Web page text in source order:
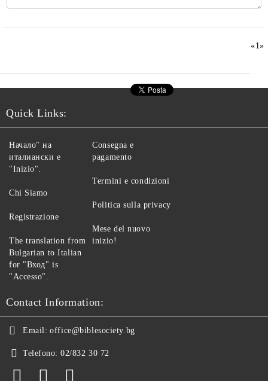
«1»
Quick Links:
Начало" на
италиански е
"Inizio".
Chi Siamo
Registrazione
The translation from
Bulgarian to Italian
for "Вход" is
"Accesso".
Consegna e
pagamento
Termini e condizioni
Politica sulla privacy
Mese del nuovo
inizio!
Contact Information:
Email: office@biblesociety.bg
Telefono: 02/832 30 72